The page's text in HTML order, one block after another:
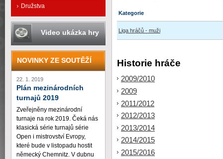
Kategorie
Liga hráčů - muži
Historie hráče
2009/2010
2009
2011/2012
2012/2013
2013/2014
2014/2015
2015/2016
Družstva
Video ukázka hry
NOVINKY ZE SOUTĚŽÍ
22. 1. 2019
Plán mezinárodních
turnajů 2019
Zveřejněny mezinárodní
turnaje na rok 2019. Čeká nás
klasická série turnajů série
Open i mistrovství Evropy,
které bude v listopadu hostit
německý Chemnitz. V dubnu